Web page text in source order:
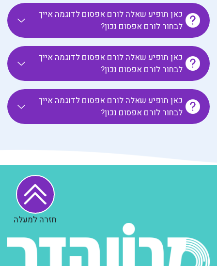
כאן תופיע שאלה לורם אפסום לדוגמה אייך
לבחור לורם אפסום נכון?
כאן תופיע שאלה לורם אפסום לדוגמה אייך
לבחור לורם אפסום נכון?
כאן תופיע שאלה לורם אפסום לדוגמה אייך
לבחור לורם אפסום נכון?
חזרה למעלה